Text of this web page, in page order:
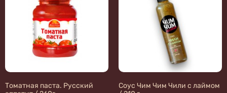
Томатная паста. Русский
Соус Чим Чим Чили с лаймом